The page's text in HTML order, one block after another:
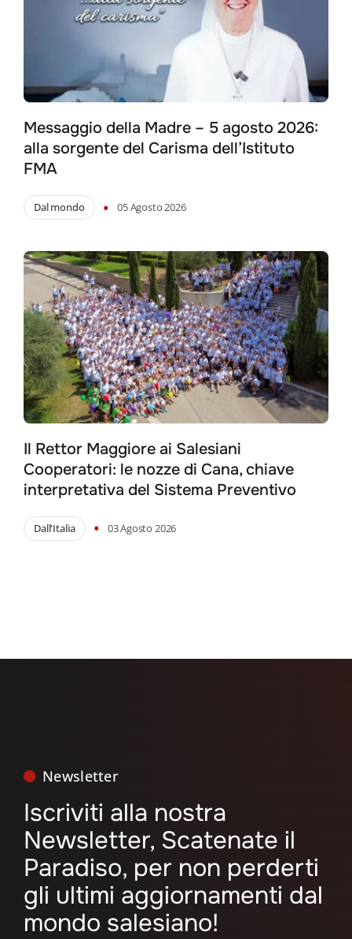
Messaggio della Madre – 5 agosto 2026:
alla sorgente del Carisma dell’Istituto
FMA
Dal mondo • 05 Agosto 2026
Il Rettor Maggiore ai Salesiani
Cooperatori: le nozze di Cana, chiave
interpretativa del Sistema Preventivo
Dall'Italia • 03 Agosto 2026
Newsletter
Iscriviti alla nostra
Newsletter, Scatenate il
Paradiso, per non perderti
gli ultimi aggiornamenti dal
mondo salesiano!